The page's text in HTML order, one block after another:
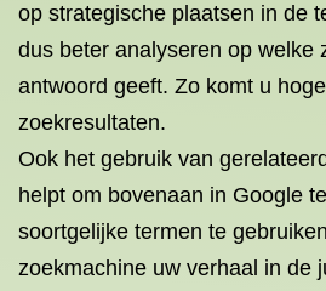
op strategische plaatsen in de
dus beter analyseren op welke
antwoord geeft. Zo komt u
zoekresultaten.
Ook het gebruik van
helpt om bovenaan in Google
soortgelijke termen te
zoekmachine uw verhaal in de